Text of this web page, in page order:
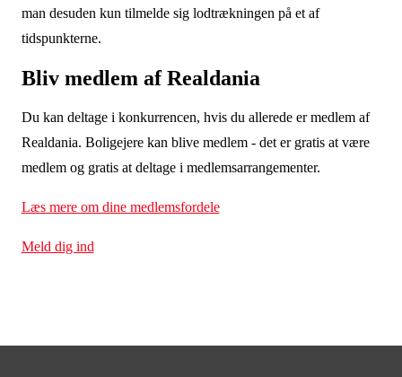
man desuden kun tilmelde sig lodtrækningen på et af
tidspunkterne.
Bliv medlem af Realdania
Du kan deltage i konkurrencen, hvis du allerede er medlem af
Realdania. Boligejere kan blive medlem - det er gratis at være
medlem og gratis at deltage i medlemsarrangementer.
Læs mere om dine medlemsfordele
Meld dig ind